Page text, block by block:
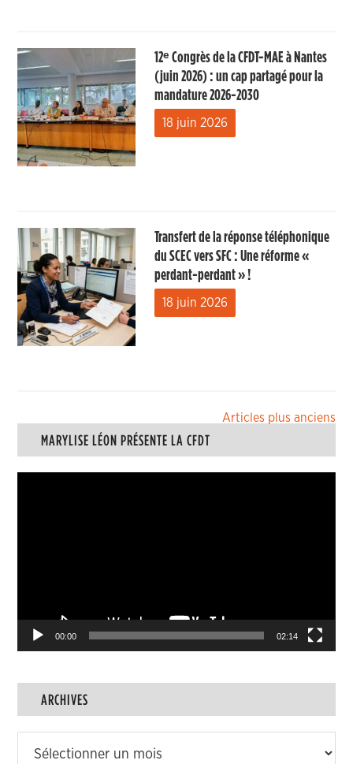
12ᵉ Congrès de la CFDT-MAE à Nantes
(juin 2026) : un cap partagé pour la
mandature 2026-2030
18 juin 2026
Transfert de la réponse téléphonique
du SCEC vers SFC : Une réforme «
perdant-perdant » !
18 juin 2026
Navigation
des
articles
Articles plus anciens
MARYLISE LÉON PRÉSENTE LA CFDT
00:00 02:14
ARCHIVES